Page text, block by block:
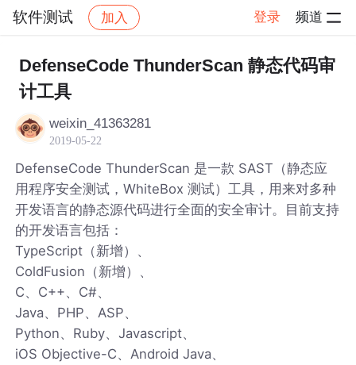
软件测试 加入 登录 频道
社区 软件测试 帖子详情
DefenseCode ThunderScan 静态代码审
计工具
weixin_41363281
2019-05-22
DefenseCode ThunderScan 是一款 SAST（静态应
用程序安全测试，WhiteBox 测试）工具，用来对多种
开发语言的静态源代码进行全面的安全审计。目前支持
的开发语言包括：
TypeScript（新增）、
ColdFusion（新增）、
C、C++、C#、
Java、PHP、ASP、
Python、Ruby、Javascript、
iOS Objective-C、Android Java、